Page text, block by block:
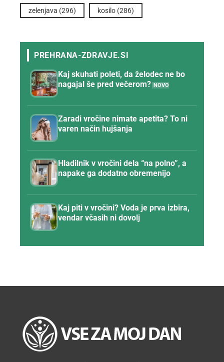
zelenjava (296) kosilo (286)
Kaj skuhati poleti, da želodec ne bo
nagajal še pred večerom?
Zaradi vročine nimate apetita? To ni
varen način hujšanja
Hladilnik v vročini dela “na polno”, a
napake ga dodatno obremenijo
Kaj piti v vročini? Voda je prva izbira,
vendar včasih ni dovolj